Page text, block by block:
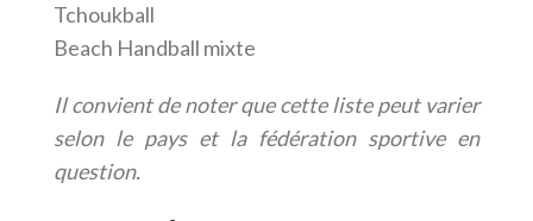
Tchoukball
Beach Handball mixte
Il convient de noter que cette liste peut varier
selon le pays et la fédération sportive en
question.